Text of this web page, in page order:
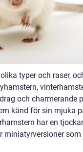
typer och raser,
och charmerande
känd för sin mjuka
har en
miniatyrversioner